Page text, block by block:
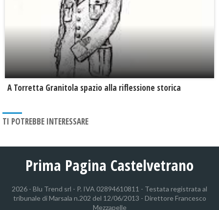
​A Torretta Granitola spazio alla riflessione storica
TI POTREBBE INTERESSARE
Prima Pagina Castelvetrano
2026 - Blu Trend srl - P. IVA 02894610811 - Testata registrata al
tribunale di Marsala n.202 del 12/06/2013 - Direttore Francesco
Mezzapelle